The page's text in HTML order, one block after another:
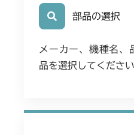
部品の選択
メーカー、機種名、
品を選択してください